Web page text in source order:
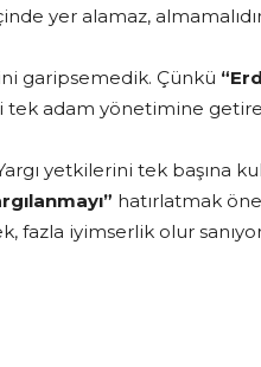
yer alamaz,
garipsemedik. Çünkü
tek adam yönetimine
yetkilerini tek başına
hatırlatmak
fazla iyimserlik olur